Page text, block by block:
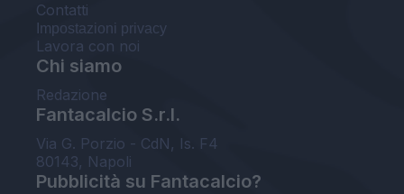
Contatti
Impostazioni privacy
Lavora con noi
Chi siamo
Redazione
Fantacalcio S.r.l.
Via G. Porzio - CdN, Is. F4
80143, Napoli
Pubblicità su Fantacalcio?